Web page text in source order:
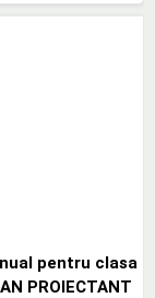
pentru clasa
PROIECTANT